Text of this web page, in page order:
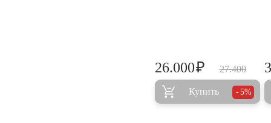
27.400
26.000₽
Купить 5%